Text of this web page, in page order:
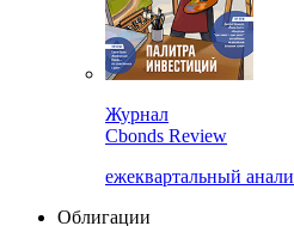
Журнал
Cbonds Review
ежеквартальный
Облигации